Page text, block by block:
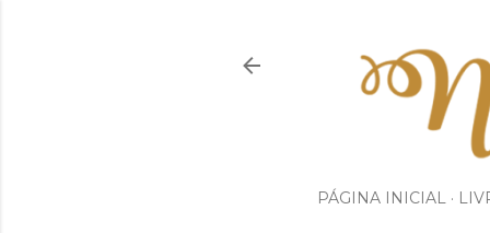
PÁGINA INICIAL